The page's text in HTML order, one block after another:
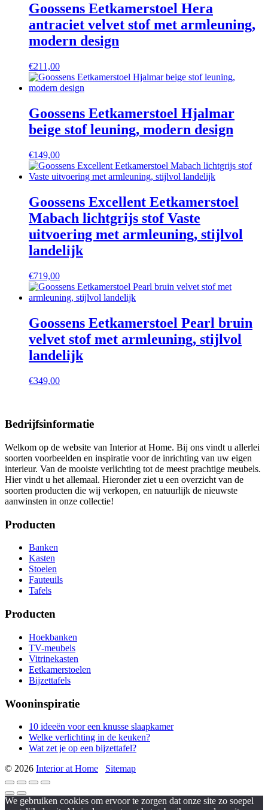
Goossens Eetkamerstoel Hera
antraciet velvet stof met armleuning,
modern design
€211,00
Goossens Eetkamerstoel Hjalmar
beige stof leuning, modern design
€149,00
Goossens Excellent Eetkamerstoel
Mabach lichtgrijs stof Vaste
uitvoering met armleuning, stijlvol
landelijk
€719,00
Goossens Eetkamerstoel Pearl bruin
velvet stof met armleuning, stijlvol
landelijk
€349,00
Bedrijfsinformatie
Welkom op de website van Interior at Home. Bij ons vindt u allerlei
soorten voorbeelden en inspiratie voor de inrichting van uw eigen
interieur. Van de mooiste verlichting tot de meest prachtige meubels.
Hier vindt u het allemaal. Hieronder ziet u een overzicht van de
soorten producten die wij verkopen, en natuurlijk de nieuwste
aanwinsten in onze collectie!
Producten
Banken
Kasten
Stoelen
Fauteuils
Tafels
Producten
Hoekbanken
TV-meubels
Vitrinekasten
Eetkamerstoelen
Bijzettafels
Wooninspiratie
10 ideeën voor een knusse slaapkamer
Welke verlichting in de keuken?
Wat zet je op een bijzettafel?
© 2026 Interior at Home Sitemap
We gebruiken cookies om ervoor te zorgen dat onze site zo soepel